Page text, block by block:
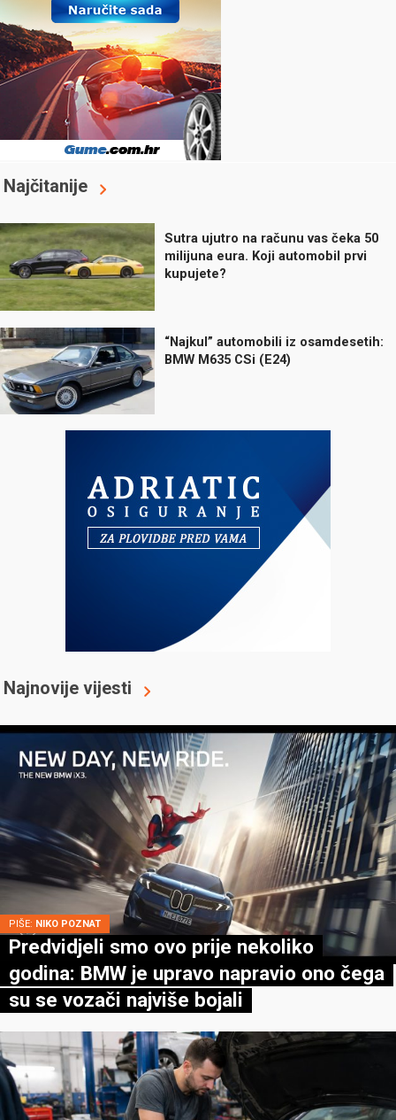
Najčitanije
Sutra ujutro na računu vas čeka 50
milijuna eura. Koji automobil prvi
kupujete?
“Najkul” automobili iz osamdesetih:
BMW M635 CSi (E24)
Najnovije vijesti
PIŠE: NIKO POZNAT
Predvidjeli smo ovo prije nekoliko
godina: BMW je upravo napravio ono čega
su se vozači najviše bojali